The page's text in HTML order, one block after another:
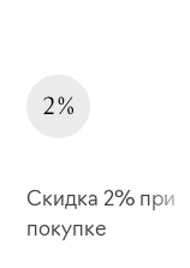
Скидка 2% при
покупке